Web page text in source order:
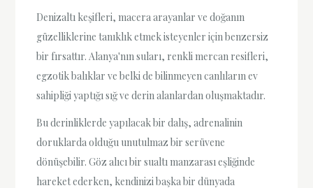
Denizaltı keşifleri, macera arayanlar ve doğanın
güzelliklerine tanıklık etmek isteyenler için benzersiz
bir fırsattır. Alanya'nın suları, renkli mercan resifleri,
egzotik balıklar ve belki de bilinmeyen canlıların ev
sahipliği yaptığı sığ ve derin alanlardan oluşmaktadır.
Bu derinliklerde yapılacak bir dalış, adrenalinin
doruklarda olduğu unutulmaz bir serüvene
dönüşebilir. Göz alıcı bir sualtı manzarası eşliğinde
hareket ederken, kendinizi başka bir dünyada